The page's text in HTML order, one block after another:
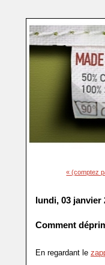
« (comptez
lundi, 03 janvier
Comment
En regardant le